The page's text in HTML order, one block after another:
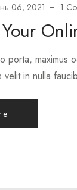
06, 2021 1
porta, maximus
in nulla